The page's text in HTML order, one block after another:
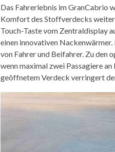
Das Fahrerlebnis im GranCabrio
Komfort des Stoffverdecks
Touch-Taste vom Zentraldisplay
einen innovativen
von Fahrer und Beifahrer. Zu den
wenn maximal zwei Passagiere
geöffnetem Verdeck verringert